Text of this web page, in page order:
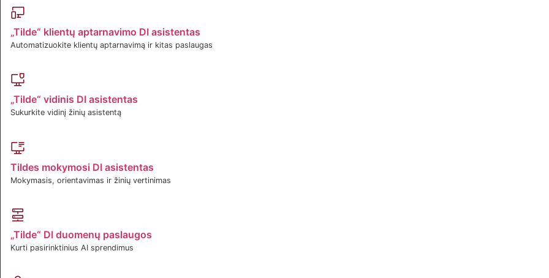
„Tilde“ klientų aptarnavimo DI asistentas
Automatizuokite klientų aptarnavimą ir kitas paslaugas
„Tilde“ vidinis DI asistentas
Sukurkite vidinį žinių asistentą
Tildes mokymosi DI asistentas
Mokymasis, orientavimas ir žinių vertinimas
„Tilde“ DI duomenų paslaugos
Kurti pasirinktinius AI sprendimus